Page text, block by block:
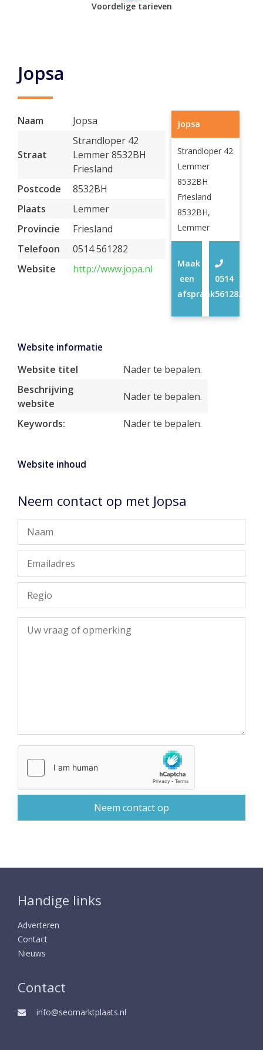
Voordelige tarieven
Jopsa
Naam Jopsa
Straat
Strandloper 42
Lemmer 8532BH
Friesland
Postcode
8532BH
Plaats
Lemmer
Provincie
Friesland
Telefoon
0514 561282
Website
http://www.jopa.nl
Jopsa
Strandloper 42
Lemmer
8532BH
Friesland
8532BH,
Lemmer
0514
561282
Maak
een
afspraak
Website informatie
Website titel
Nader te bepalen.
Beschrijving
website
Nader te bepalen.
Keywords: Nader te bepalen.
Website inhoud
Neem contact op met Jopsa
Handige links
Adverteren
Contact
Nieuws
Contact
info@seomarktplaats.nl